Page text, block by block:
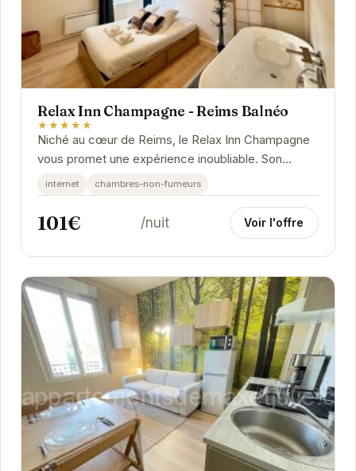
Relax Inn Champagne - Reims Balnéo
★★★★★
Niché au cœur de Reims, le Relax Inn Champagne
vous promet une expérience inoubliable. Son
emplacement stratégique vous place à proximité
des...
internet chambres-non-fumeurs
101€ /nuit Voir l'offre